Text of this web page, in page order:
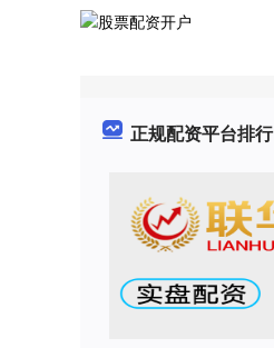
正规配资平台排行